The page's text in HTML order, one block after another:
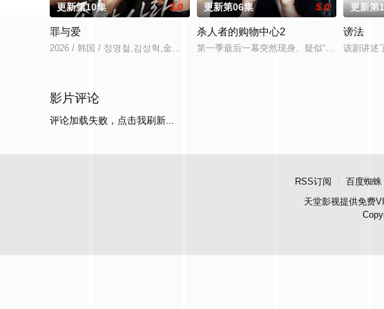
更新第10集 3.0
罪与爱
2026 / 韩国 / 정명철,김성혁,金贤叙,정현웅
更新第06集 5.0
杀人者的购物中心2
第一季最后一幕突然现身、疑似“死而复生”的
更新第
谤法
该剧讲述
影片评论
评论加载失败，点击我刷新...
RSS订阅 百度蜘蛛
天堂影视提供免费